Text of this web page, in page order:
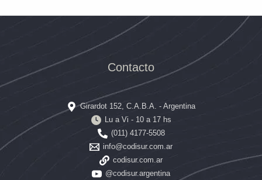
Contacto
Girardot 152, C.A.B.A. - Argentina
Lu a Vi - 10 a 17 hs
(011) 4177-5508
info@codisur.com.ar
codisur.com.ar
@codisur.argentina